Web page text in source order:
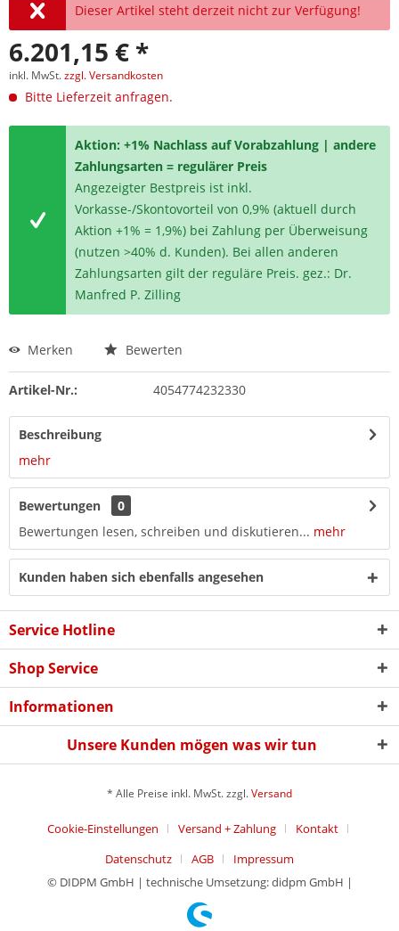
Dieser Artikel steht derzeit nicht zur Verfügung!
6.201,15 € *
inkl. MwSt.zzgl. Versandkosten
Bitte Lieferzeit anfragen.
Aktion: +1% Nachlass auf Vorabzahlung | andere
Zahlungsarten = regulärer Preis
Angezeigter Bestpreis ist inkl.
Vorkasse-/Skontovorteil von 0,9% (aktuell durch
Aktion +1% = 1,9%) bei Zahlung per Überweisung
(nutzen >40% d. Kunden). Bei allen anderen
Zahlungsarten gilt der reguläre Preis. gez.: Dr.
Manfred P. Zilling
Merken Bewerten
Artikel-Nr.: 4054774232330
Beschreibung
mehr
Bewertungen
0
Bewertungen lesen, schreiben und diskutieren... mehr
Kunden haben sich ebenfalls angesehen
Service Hotline
Shop Service
Informationen
Unsere Kunden mögen was wir tun
* Alle Preise inkl. MwSt. zzgl.Versand
Cookie-Einstellungen Versand + Zahlung
Kontakt
Datenschutz
AGB
Impressum
© DIDPM GmbH | technische Umsetzung: didpm GmbH |